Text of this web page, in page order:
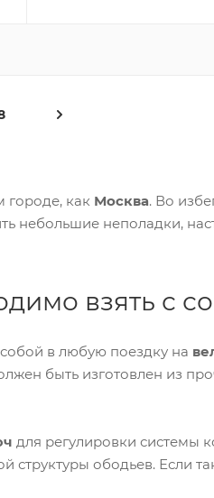
городе, как Москва. Во
небольшие неполадки,
взять с
в любую поездку на
быть изготовлен из
для регулировки системы
структуры ободьев. Если